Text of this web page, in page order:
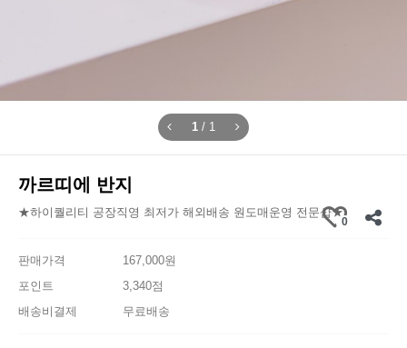
1 / 1
까르띠에 반지
★하이퀄리티 공장직영 최저가 해외배송 원도매운영 전문샵★
0
판매가격
167,000원
포인트
3,340점
배송비결제
무료배송